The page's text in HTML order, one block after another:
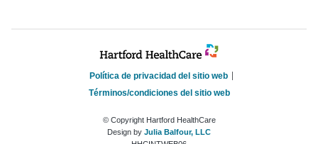
Política de privacidad del sitio web
Términos/condiciones del sitio web
© Copyright Hartford HealthCare
Design by Julia Balfour, LLC